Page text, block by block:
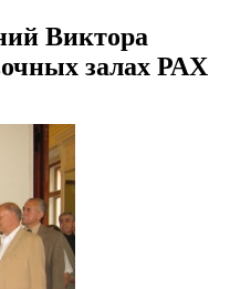
Виктора
залах РАХ